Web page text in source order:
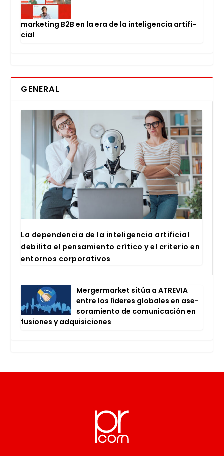
mar­ke­ting B2B en la era de la inte­li­gen­cia arti­fi­
cial
GENERAL
La depen­den­cia de la inte­li­gen­cia arti­fi­cial
debi­li­ta el pen­sa­mien­to crí­ti­co y el cri­te­rio en
entor­nos cor­po­ra­ti­vos
Mer­ger­mar­ket sitúa a ATRE­VIA
entre los líde­res glo­ba­les en ase­
so­ra­mien­to de comu­ni­ca­ción en
fusio­nes y adqui­si­cio­nes